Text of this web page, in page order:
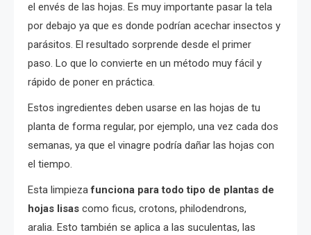
el envés de las hojas. Es muy importante pasar la tela
por debajo ya que es donde podrían acechar insectos y
parásitos. El resultado sorprende desde el primer
paso. Lo que lo convierte en un método muy fácil y
rápido de poner en práctica.
Estos ingredientes deben usarse en las hojas de tu
planta de forma regular, por ejemplo, una vez cada dos
semanas, ya que el vinagre podría dañar las hojas con
el tiempo.
Esta limpiezafunciona para todo tipo de plantas de
hojas lisas como ficus, crotons, philodendrons,
aralia. Esto también se aplica a las suculentas, las